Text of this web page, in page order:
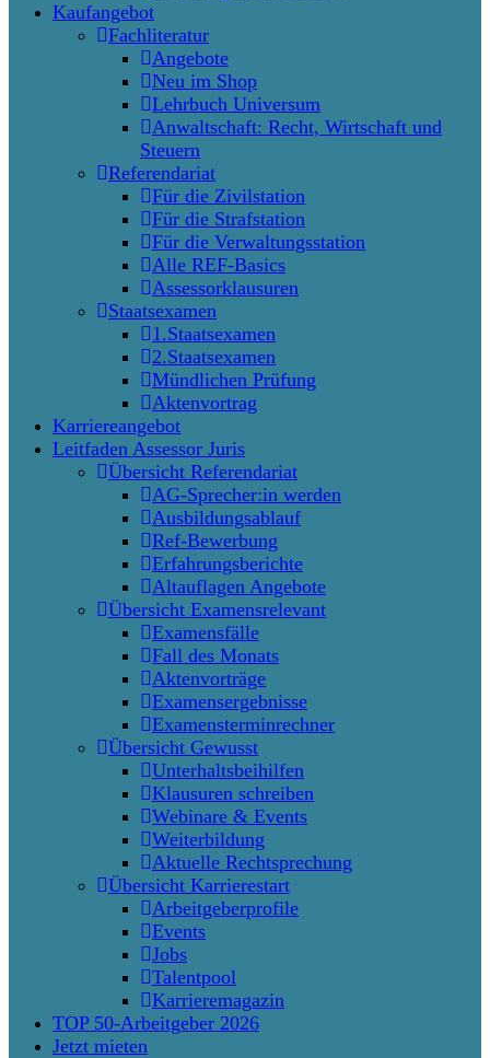
Kaufangebot
Fachliteratur
Angebote
Neu im Shop
Lehrbuch Universum
Anwaltschaft: Recht, Wirtschaft und
Steuern
Referendariat
Für die Zivilstation
Für die Strafstation
Für die Verwaltungsstation
Alle REF-Basics
Assessorklausuren
Staatsexamen
1.Staatsexamen
2.Staatsexamen
Mündlichen Prüfung
Aktenvortrag
Karriereangebot
Leitfaden Assessor Juris
Übersicht Referendariat
AG-Sprecher:in werden
Ausbildungsablauf
Ref-Bewerbung
Erfahrungsberichte
Altauflagen Angebote
Übersicht Examensrelevant
Examensfälle
Fall des Monats
Aktenvorträge
Examensergebnisse
Examensterminrechner
Übersicht Gewusst
Unterhaltsbeihilfen
Klausuren schreiben
Webinare & Events
Weiterbildung
Aktuelle Rechtsprechung
Übersicht Karrierestart
Arbeitgeberprofile
Events
Jobs
Talentpool
Karrieremagazin
TOP 50-Arbeitgeber 2026
Jetzt mieten